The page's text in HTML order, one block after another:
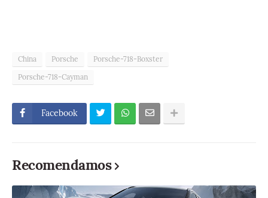
China Porsche
Porsche-718-Boxster
Porsche-718-Cayman
Facebook
Recomendamos